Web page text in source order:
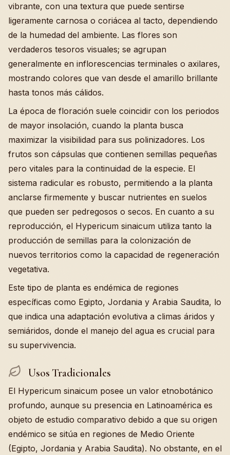
vibrante, con una textura que puede sentirse
ligeramente carnosa o coriácea al tacto, dependiendo
de la humedad del ambiente. Las flores son
verdaderos tesoros visuales; se agrupan
generalmente en inflorescencias terminales o axilares,
mostrando colores que van desde el amarillo brillante
hasta tonos más cálidos.
La época de floración suele coincidir con los periodos
de mayor insolación, cuando la planta busca
maximizar la visibilidad para sus polinizadores. Los
frutos son cápsulas que contienen semillas pequeñas
pero vitales para la continuidad de la especie. El
sistema radicular es robusto, permitiendo a la planta
anclarse firmemente y buscar nutrientes en suelos
que pueden ser pedregosos o secos. En cuanto a su
reproducción, el Hypericum sinaicum utiliza tanto la
producción de semillas para la colonización de
nuevos territorios como la capacidad de regeneración
vegetativa.
Este tipo de planta es endémica de regiones
específicas como Egipto, Jordania y Arabia Saudita, lo
que indica una adaptación evolutiva a climas áridos y
semiáridos, donde el manejo del agua es crucial para
su supervivencia.
Usos Tradicionales
El Hypericum sinaicum posee un valor etnobotánico
profundo, aunque su presencia en Latinoamérica es
objeto de estudio comparativo debido a que su origen
endémico se sitúa en regiones de Medio Oriente
(Egipto, Jordania y Arabia Saudita). No obstante, en el